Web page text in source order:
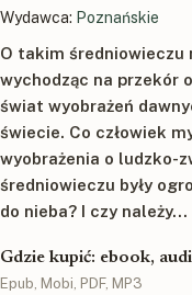
Wydawca: Poznańskie
O takim średniowieczu
wychodząc na przekór
świat wyobrażeń
świecie. Co człowiek
wyobrażenia o ludzko-
średniowieczu były
do nieba? I czy należy...
Gdzie kupić: ebook,
Epub, Mobi, PDF, MP3